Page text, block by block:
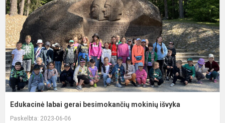
Edukacinė labai gerai besimokančių mokinių išvyka
Paskelbta: 2023-06-06